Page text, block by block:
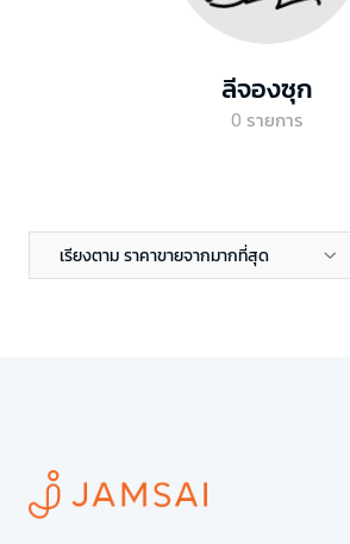
ลีจองซุก
0 รายการ
เรียงตาม ราคาขายจากมากที่สุด